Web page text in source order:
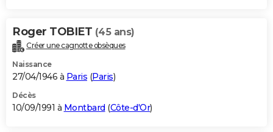
Roger TOBIET (45 ans)
Créer une cagnotte obsèques
Naissance
27/04/1946 à Paris (Paris)
Décès
10/09/1991 à Montbard (Côte-d'Or)